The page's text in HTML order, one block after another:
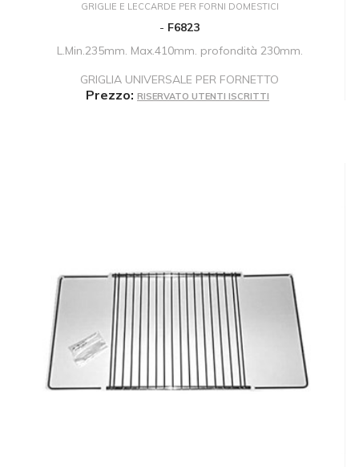
GRIGLIE E LECCARDE PER FORNI DOMESTICI
- F6823
L.Min.235mm. Max.410mm. profondità 230mm.
GRIGLIA UNIVERSALE PER FORNETTO
Prezzo: RISERVATO UTENTI ISCRITTI